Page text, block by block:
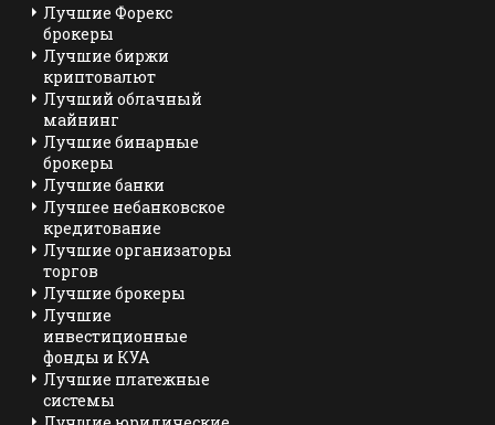
Лучшие Форекс
брокеры
Лучшие биржи
криптовалют
Лучший облачный
майнинг
Лучшие бинарные
брокеры
Лучшие банки
Лучшее небанковское
кредитование
Лучшие организаторы
торгов
Лучшие брокеры
Лучшие
инвестиционные
фонды и КУА
Лучшие платежные
системы